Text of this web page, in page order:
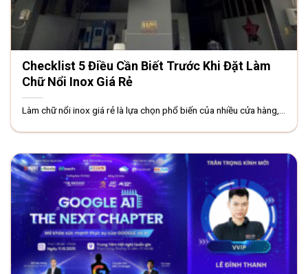
Checklist 5 Điều Cần Biết Trước Khi Đặt Làm
Chữ Nổi Inox Giá Rẻ
Làm chữ nổi inox giá rẻ là lựa chọn phổ biến của nhiều cửa hàng,...